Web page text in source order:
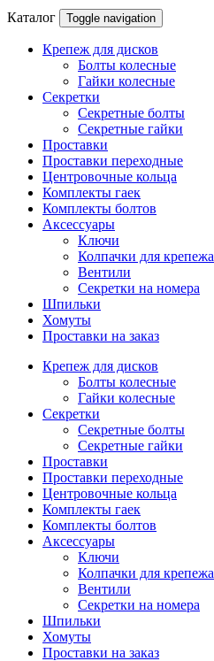
Каталог
Toggle navigation
Крепеж для дисков
Болты колесные
Гайки колесные
Секретки
Секретные болты
Секретные гайки
Проставки
Проставки переходные
Центровочные кольца
Комплекты гаек
Комплекты болтов
Аксессуары
Ключи
Колпачки для крепежа
Вентили
Секретки на номера
Шпильки
Хомуты
Проставки на заказ
Крепеж для дисков
Болты колесные
Гайки колесные
Секретки
Секретные болты
Секретные гайки
Проставки
Проставки переходные
Центровочные кольца
Комплекты гаек
Комплекты болтов
Аксессуары
Ключи
Колпачки для крепежа
Вентили
Секретки на номера
Шпильки
Хомуты
Проставки на заказ